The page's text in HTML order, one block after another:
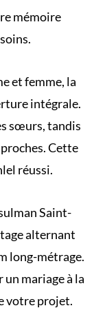
mémoire
et femme, la
intégrale.
sœurs, tandis
Cette
réussi.
Saint-
alternant
long-métrage.
un mariage à la
votre projet.